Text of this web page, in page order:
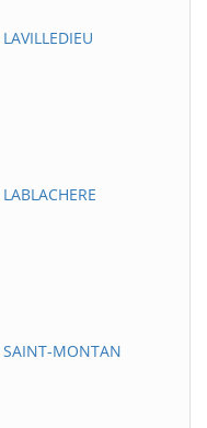
MONTAN